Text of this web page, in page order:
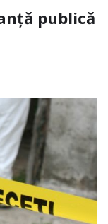
publică